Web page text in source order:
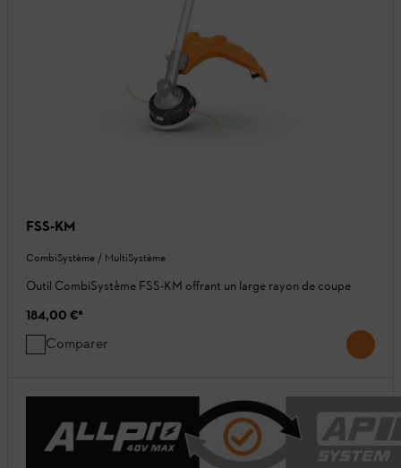
FSS-KM
CombiSystème / MultiSystème
Outil CombiSystème FSS-KM offrant un large rayon de coupe
184,00 €*
Comparer